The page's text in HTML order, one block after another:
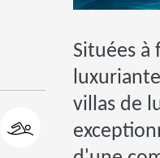
Situées
villas de